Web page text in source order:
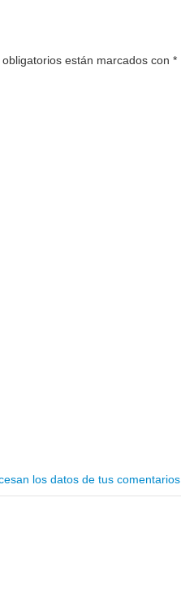
están marcados con *
los datos de tus comentarios.